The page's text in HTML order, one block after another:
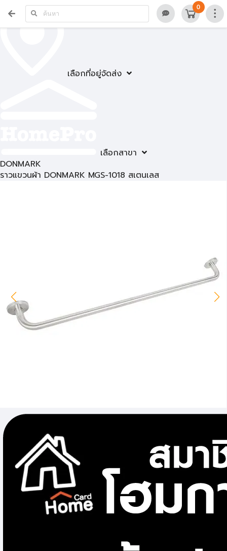
เลือกที่อยู่จัดส่ง
เลือกสาขา
0
DONMARK
ราวแขวนผ้า DONMARK MGS-1018 สเตนเลส